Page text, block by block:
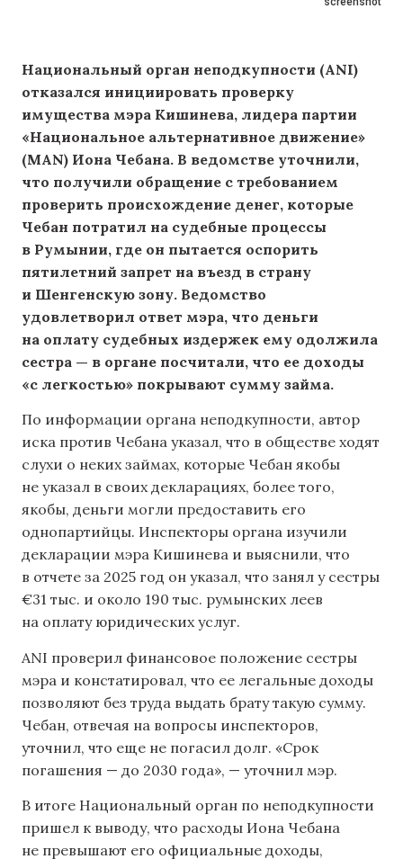
Национальный орган неподкупности (ANI)
отказался инициировать проверку
имущества мэра Кишинева, лидера партии
«Национальное альтернативное движение»
(MAN) Иона Чебана. В ведомстве уточнили,
что получили обращение с требованием
проверить происхождение денег, которые
Чебан потратил на судебные процессы
в Румынии, где он пытается оспорить
пятилетний запрет на въезд в страну
и Шенгенскую зону. Ведомство
удовлетворил ответ мэра, что деньги
на оплату судебных издержек ему одолжила
сестра — в органе посчитали, что ее доходы
«с легкостью» покрывают сумму займа.
По информации органа неподкупности, автор
иска против Чебана указал, что в обществе ходят
слухи о неких займах, которые Чебан якобы
не указал в своих декларациях, более того,
якобы, деньги могли предоставить его
однопартийцы. Инспекторы органа изучили
декларации мэра Кишинева и выяснили, что
в отчете за 2025 год он указал, что занял у сестры
€31 тыс. и около 190 тыс. румынских леев
на оплату юридических услуг.
ANI проверил финансовое положение сестры
мэра и констатировал, что ее легальные доходы
позволяют без труда выдать брату такую сумму.
Чебан, отвечая на вопросы инспекторов,
уточнил, что еще не погасил долг. «Срок
погашения — до 2030 года», — уточнил мэр.
В итоге Национальный орган по неподкупности
пришел к выводу, что расходы Иона Чебана
не превышают его официальные доходы,